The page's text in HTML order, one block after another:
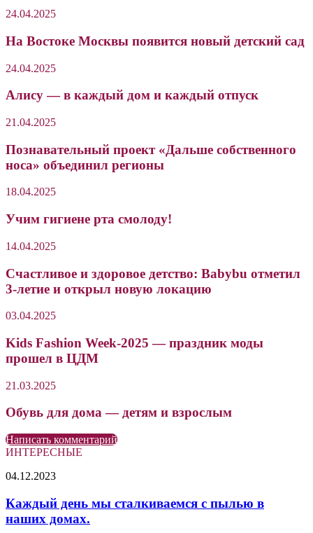
24.04.2025
На Востоке Москвы появится новый детский сад
24.04.2025
Алису — в каждый дом и каждый отпуск
21.04.2025
Познавательный проект «Дальше собственного
носа» объединил регионы
18.04.2025
Учим гигиене рта смолоду!
14.04.2025
Счастливое и здоровое детство: Babybu отметил
3-летие и открыл новую локацию
03.04.2025
Kids Fashion Week-2025 — праздник моды
прошел в ЦДМ
21.03.2025
Обувь для дома — детям и взрослым
Написать комментарий
ИНТЕРЕСНЫЕ
Каждый
мы
сталкиваемся
с
04.12.2023
Каждый день мы сталкиваемся с пылью в
наших домах.